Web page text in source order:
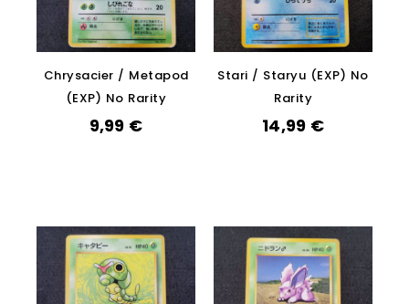
Chrysacier / Metapod
(EXP) No Rarity
9,99 €
Stari / Staryu (EXP) No
Rarity
14,99 €